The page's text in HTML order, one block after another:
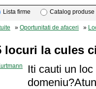
Lista firme Catalog produse
» Oportunitati de afaceri »
locuri la cules
Iti cauti un